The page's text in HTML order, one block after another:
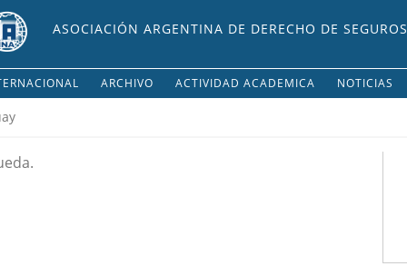
ASOCIACIÓN ARGENTINA DE DERECHO DE SEGUROS
ARCHIVO ACTIVIDAD ACADEMICA NOTICIAS